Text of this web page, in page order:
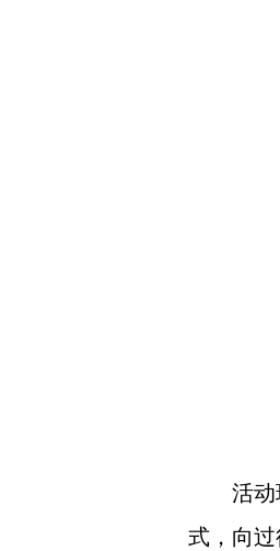
活
式，向